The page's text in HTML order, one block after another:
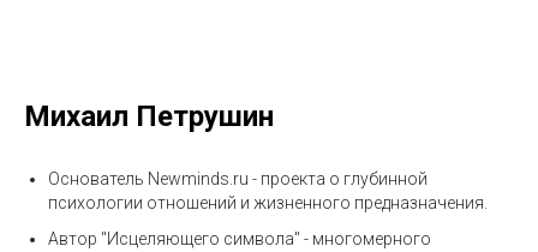
Михаил Петрушин
Основатель Newminds.ru - проекта о глубинной
психологии отношений и жизненного предназначения.
Автор "Исцеляющего символа" - многомерного